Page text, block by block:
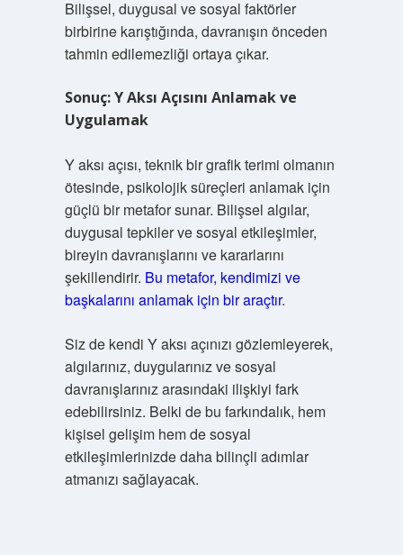
Bilişsel, duygusal ve sosyal faktörler
birbirine karıştığında, davranışın önceden
tahmin edilemezliği ortaya çıkar.
Sonuç: Y Aksı Açısını Anlamak ve
Uygulamak
Y aksı açısı, teknik bir grafik terimi olmanın
ötesinde, psikolojik süreçleri anlamak için
güçlü bir metafor sunar. Bilişsel algılar,
duygusal tepkiler ve sosyal etkileşimler,
bireyin davranışlarını ve kararlarını
şekillendirir. Bu metafor, kendimizi ve
başkalarını anlamak için bir araçtır.
Siz de kendi Y aksı açınızı gözlemleyerek,
algılarınız, duygularınız ve sosyal
davranışlarınız arasındaki ilişkiyi fark
edebilirsiniz. Belki de bu farkındalık, hem
kişisel gelişim hem de sosyal
etkileşimlerinizde daha bilinçli adımlar
atmanızı sağlayacak.